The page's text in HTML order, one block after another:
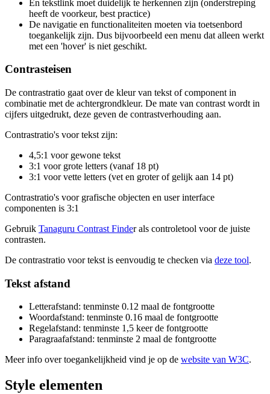
En tekstlink moet duidelijk te herkennen zijn (onderstreping
heeft de voorkeur, best practice)
De navigatie en functionaliteiten moeten via toetsenbord
toegankelijk zijn. Dus bijvoorbeeld een menu dat alleen werkt
met een 'hover' is niet geschikt.
Contrasteisen
De contrastratio gaat over de kleur van tekst of component in
combinatie met de achtergrondkleur. De mate van contrast wordt in
cijfers uitgedrukt, deze geven de contrastverhouding aan.
Contrastratio's voor tekst zijn:
4,5:1 voor gewone tekst
3:1 voor grote letters (vanaf 18 pt)
3:1 voor vette letters (vet en groter of gelijk aan 14 pt)
Contrastratio's voor grafische objecten en user interface
componenten is 3:1
Gebruik Tanaguru Contrast Finder als controletool voor de juiste
contrasten.
De contrastratio voor tekst is eenvoudig te checken via deze tool.
Tekst afstand
Letterafstand: tenminste 0.12 maal de fontgrootte
Woordafstand: tenminste 0.16 maal de fontgrootte
Regelafstand: tenminste 1,5 keer de fontgrootte
Paragraafafstand: tenminste 2 maal de fontgrootte
Meer info over toegankelijkheid vind je op de website van W3C.
Style elementen